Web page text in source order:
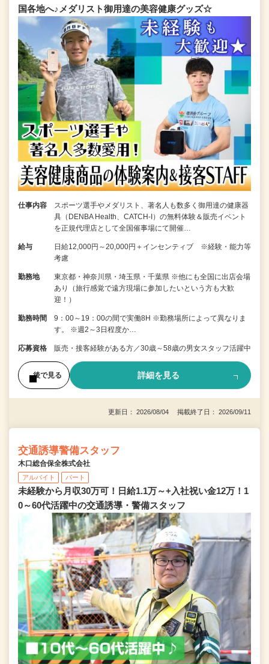
国各地へ♪メダリスト御用達の美容健康グッズ☆
仕事内容
スポーツ選手やメダリスト、著名人も数多く御用達の健康器
具（DENBA Health、CATCH-I）の無料体験＆販売イベント
を正規代理店として全国催事場にて開催…
給与
日給12,000円～20,000円＋インセンティブ ※経験・能力等
考慮
勤務地
東京都・神奈川県・埼玉県・千葉県 ※他にも全国に出店会場
あり（旅行感覚で遠方現場に参加したいという方も大歓
迎！）
勤務時間
9：00～19：00の間で実働8H ※勤務場所によって異なりま
す。 ※週2～3日程度か…
応募資格 販売・接客経験がある方／30歳～58歳の男女スタッフ活躍中
後で見る 詳細を見る
更新日： 2026/08/04 掲載終了日： 2026/09/11
交通誘導警備スタッフ
木口総合保全株式会社
アルバイト パート
未経験から月収30万可！日給1.1万～+入社祝い金12万！1
0～60代活躍中の交通誘導・警備スタッフ